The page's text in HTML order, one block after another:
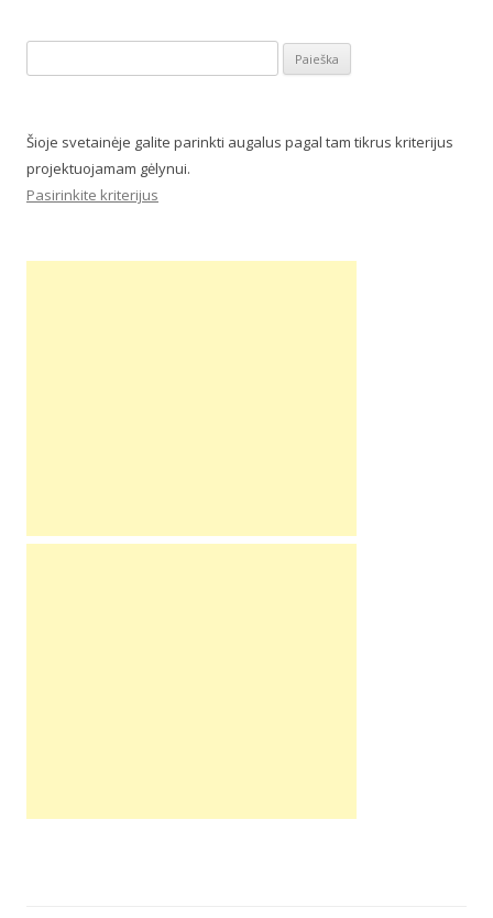
Šioje svetainėje galite parinkti augalus pagal tam tikrus kriterijus
projektuojamam gėlynui.
Pasirinkite kriterijus